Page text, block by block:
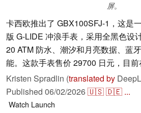
屏。
卡西欧推出了 GBX100SFJ-1，这是
版 G-LIDE 冲浪手表，采用全黑色设
20 ATM 防水、潮汐和月亮数据、蓝
能。这款手表售价 29700 日元，目前
Kristen Spradlin (translated by
Published 06/02/2026🇺🇸🇩🇪 ...
Watch Launch